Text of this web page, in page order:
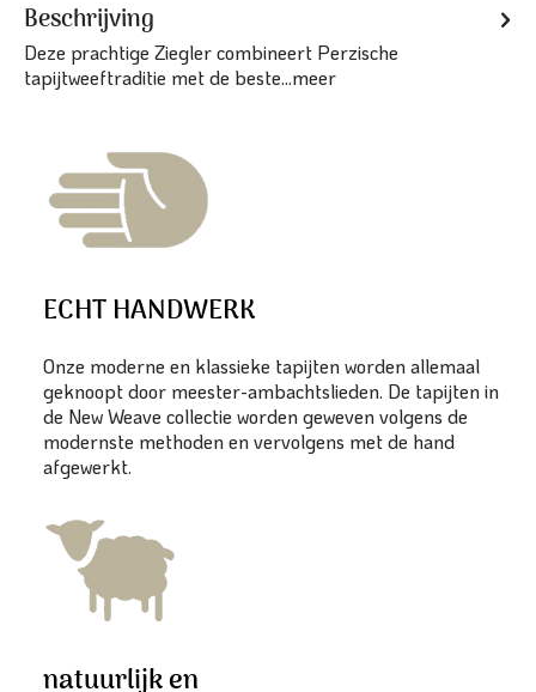
Beschrijving
Deze prachtige Ziegler combineert Perzische
tapijtweeftraditie met de beste...meer
ECHT HANDWERK
Onze moderne en klassieke tapijten worden allemaal
geknoopt door meester-ambachtslieden. De tapijten in
de New Weave collectie worden geweven volgens de
modernste methoden en vervolgens met de hand
afgewerkt.
natuurlijk en